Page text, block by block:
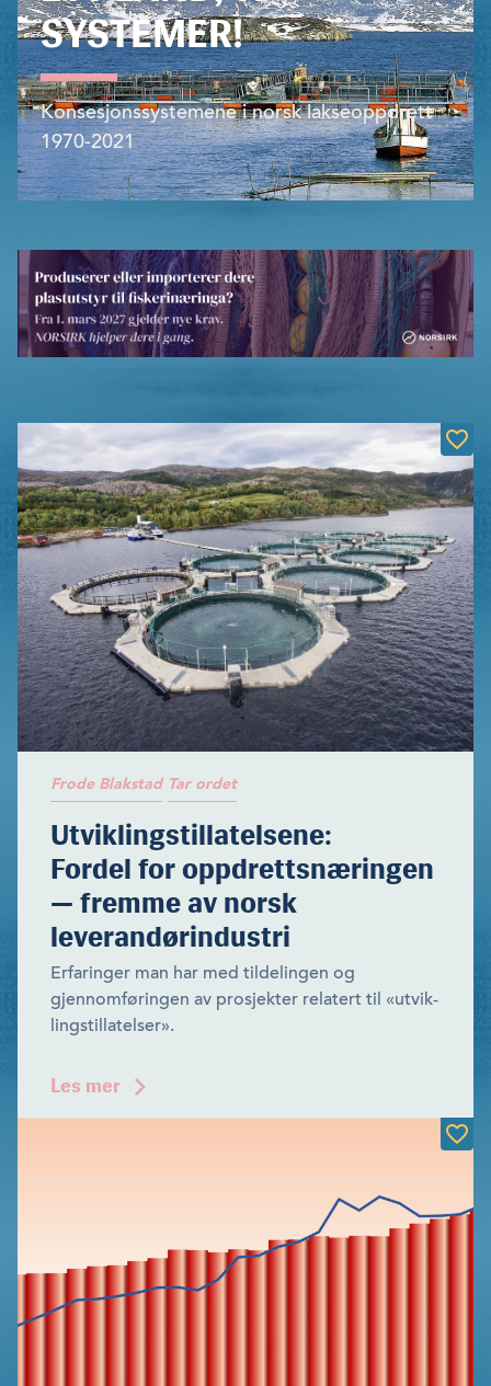
SYSTEMER!
Konsesjonssystemene i norsk lakseoppdrett
1970-2021
Frode Blakstad Tar ordet
Utviklingstillatelsene:
Fordel for oppdrettsnæringen
— fremme av norsk
leverandørindustri
Erfaringer man har med tildelingen og
gjennomføringen av prosjekter relatert til «utvik­
lingstillatelser».
Les mer